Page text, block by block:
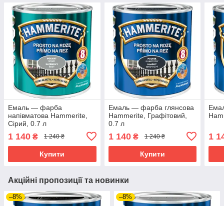
Емаль — фарба
напівматова Hammerite,
Сірий, 0.7 л
1 140 ₴ 1 240 ₴
Купити
Емаль — фарба глянсова
Hammerite, Графітовий,
0.7 л
1 140₴ 1 240 ₴
Купити
1
Акційні пропозиції та новинки
–8% –8%